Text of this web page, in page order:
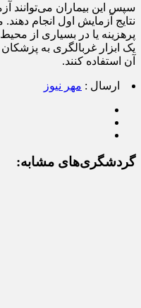
سپس این بیماران می‌توانند
نتایج آزمایش اول انجام
پرهزینه یا در بسیاری از
یک ابزار غربالگری به
آن استفاده کنند.
ارسال : مهر نیوز
گردشگری‌های مشابه: